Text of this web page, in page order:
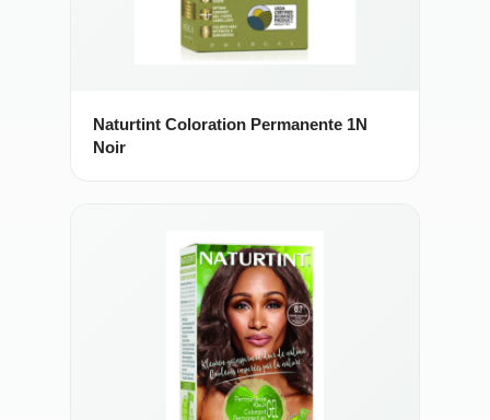
Naturtint Coloration Permanente 1N
Noir